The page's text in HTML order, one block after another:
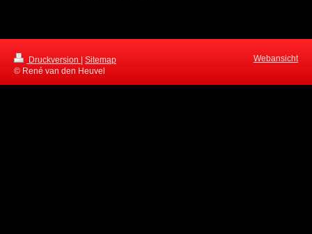
Druckversion | Sitemap
© René van den Heuvel
Webansicht